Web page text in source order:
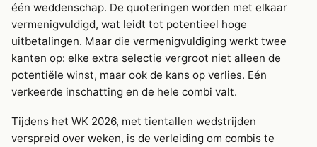
één weddenschap. De quoteringen worden met elkaar
vermenigvuldigd, wat leidt tot potentieel hoge
uitbetalingen. Maar die vermenigvuldiging werkt twee
kanten op: elke extra selectie vergroot niet alleen de
potentiële winst, maar ook de kans op verlies. Eén
verkeerde inschatting en de hele combi valt.
Tijdens het WK 2026, met tientallen wedstrijden
verspreid over weken, is de verleiding om combis te